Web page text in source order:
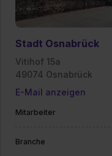
Stadt Osnabrück
Vitihof 15a
49074 Osnabrück
E-Mail anzeigen
Mitarbeiter
Branche